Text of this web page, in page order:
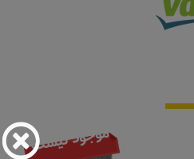
تماس بگیرید